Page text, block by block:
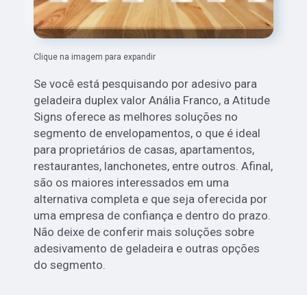
Clique na imagem para expandir
Se você está pesquisando por adesivo para
geladeira duplex valor Anália Franco, a Atitude
Signs oferece as melhores soluções no
segmento de envelopamentos, o que é ideal
para proprietários de casas, apartamentos,
restaurantes, lanchonetes, entre outros. Afinal,
são os maiores interessados em uma
alternativa completa e que seja oferecida por
uma empresa de confiança e dentro do prazo.
Não deixe de conferir mais soluções sobre
adesivamento de geladeira e outras opções
do segmento.